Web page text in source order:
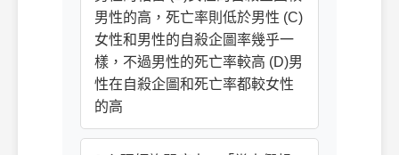
男性的高，死亡率則低於男性 (C)
女性和男性的自殺企圖率幾乎一
樣，不過男性的死亡率較高 (D)男
性在自殺企圖和死亡率都較女性
的高